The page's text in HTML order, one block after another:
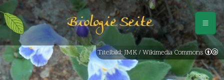
Biologie Seite
Titelbild: JMK / Wikimedia Commons